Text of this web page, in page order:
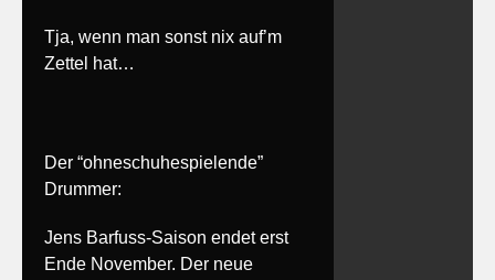
Tja, wenn man sonst nix auf’m
Zettel hat…
Der “ohneschuhespielende”
Drummer:
Jens Barfuss-Saison endet erst
Ende November. Der neue